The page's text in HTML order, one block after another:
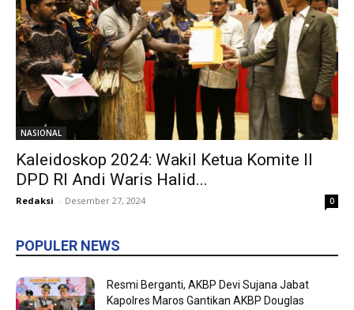
NASIONAL
Kaleidoskop 2024: Wakil Ketua Komite II
DPD RI Andi Waris Halid...
Redaksi - Desember 27, 2024 0
POPULER NEWS
Resmi Berganti, AKBP Devi Sujana Jabat
Kapolres Maros Gantikan AKBP Douglas